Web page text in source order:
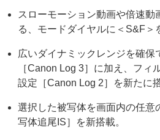
スローモーション動画や倍速動
る、モードダイヤルに＜S&F＞
広いダイナミックレンジを確保
［Canon Log 3］に加え、フィ
設定［Canon Log 2］を新たに
選択した被写体を画面内の任意
写体追尾IS］を新搭載。